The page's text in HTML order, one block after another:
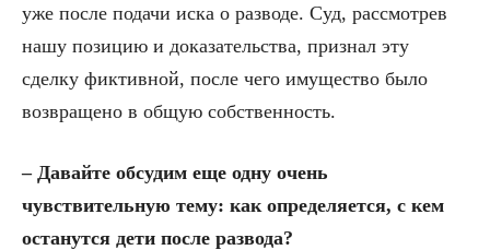
уже после подачи иска о разводе. Суд, рассмотрев
нашу позицию и доказательства, признал эту
сделку фиктивной, после чего имущество было
возвращено в общую собственность.
– Давайте обсудим еще одну очень
чувствительную тему: как определяется, с кем
останутся дети после развода?